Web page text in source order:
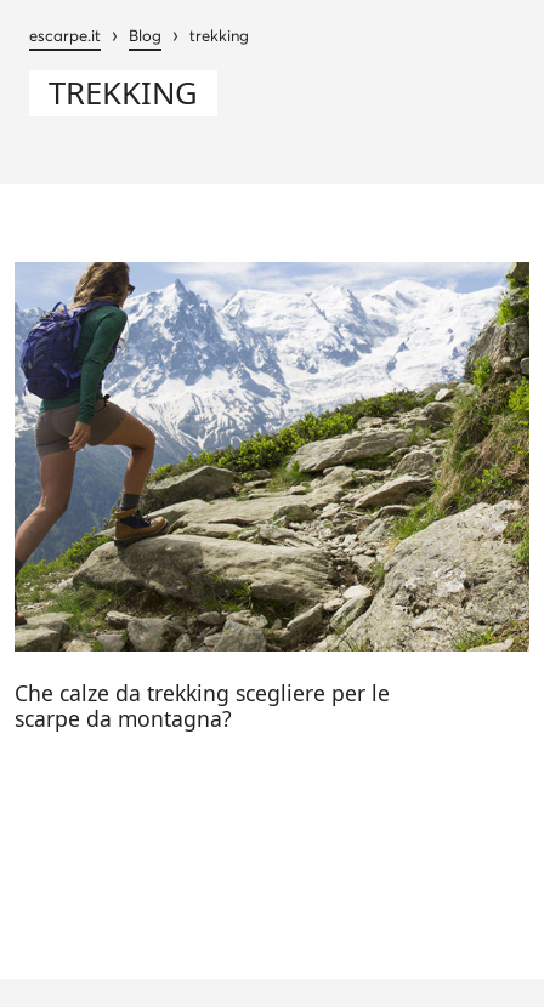
escarpe.it › Blog › trekking
TREKKING
Che calze da trekking scegliere per le
scarpe da montagna?